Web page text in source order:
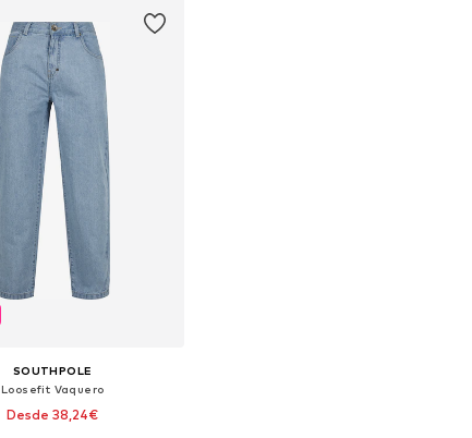
SOUTHPOLE
Loosefit Vaquero
Desde 38,24€